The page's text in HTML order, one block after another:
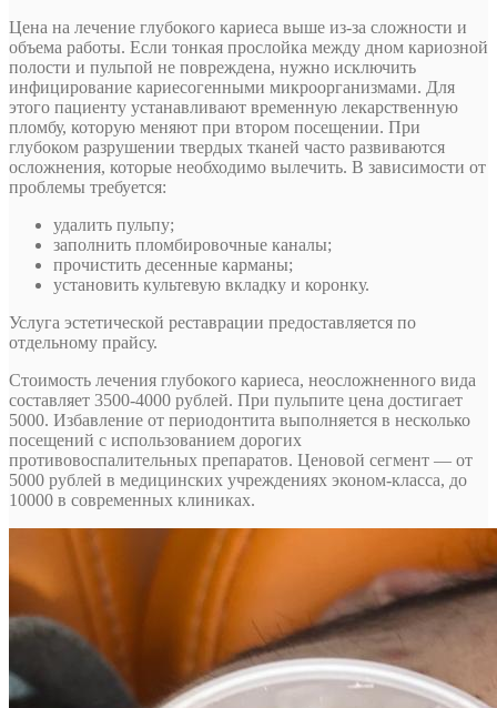
Цена на лечение глубокого кариеса выше из-за сложности и
объема работы. Если тонкая прослойка между дном кариозной
полости и пульпой не повреждена, нужно исключить
инфицирование кариесогенными микроорганизмами. Для
этого пациенту устанавливают временную лекарственную
пломбу, которую меняют при втором посещении. При
глубоком разрушении твердых тканей часто развиваются
осложнения, которые необходимо вылечить. В зависимости от
проблемы требуется:
удалить пульпу;
заполнить пломбировочные каналы;
прочистить десенные карманы;
установить культевую вкладку и коронку.
Услуга эстетической реставрации предоставляется по
отдельному прайсу.
Стоимость лечения глубокого кариеса, неосложненного вида
составляет 3500-4000 рублей. При пульпите цена достигает
5000. Избавление от периодонтита выполняется в несколько
посещений с использованием дорогих
противовоспалительных препаратов. Ценовой сегмент — от
5000 рублей в медицинских учреждениях эконом-класса, до
10000 в современных клиниках.